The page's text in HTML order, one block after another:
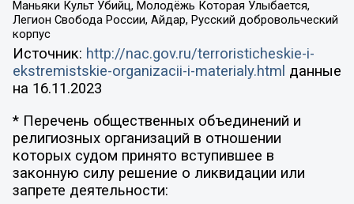
Маньяки Культ Убийц, Молодёжь Которая Улыбается,
Легион Свобода России, Айдар, Русский добровольческий
корпус
Источник: http://nac.gov.ru/terroristicheskie-i-
ekstremistskie-organizacii-i-materialy.html данные
на 16.11.2023
* Перечень общественных объединений и
религиозных организаций в отношении
которых судом принято вступившее в
законную силу решение о ликвидации или
запрете деятельности: